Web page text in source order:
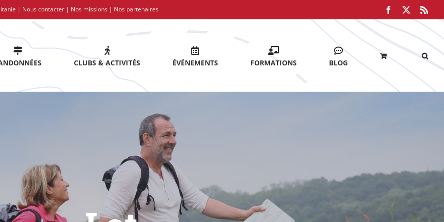
| Nous contacter | Nos missions | Nos partenaires Facebook
CLUBS & ACTIVITÉS ÉVÉNEMENTS FORMATIONS BLOG